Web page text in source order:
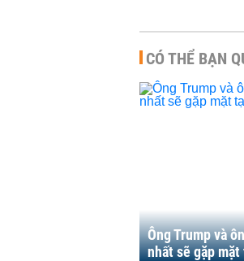
CÓ THỂ BẠN
Ông Trump và
nhất sẽ gặp